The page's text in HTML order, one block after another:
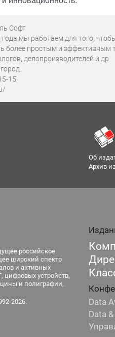
Софт
года мы работаем для того,
более простым и эффективным
делопроизводителей и др
15
Об
Архив
российское
широкий спектр
и активных
цифровых устройств,
и полиграфии,
2026.
Data
Data